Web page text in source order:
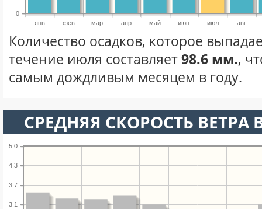
янв фев мар апр май июн июл авг
0
Количество осадков, которое
течение июля составляет98.6 мм.,
самым дождливым месяцем в году.
СРЕДНЯЯ СКОРОСТЬ
3.1
3.7
4.3
5.0